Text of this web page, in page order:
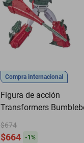
Compra internacional
Figura de acción
Transformers
Cyberverse
$674
$664 -1 %